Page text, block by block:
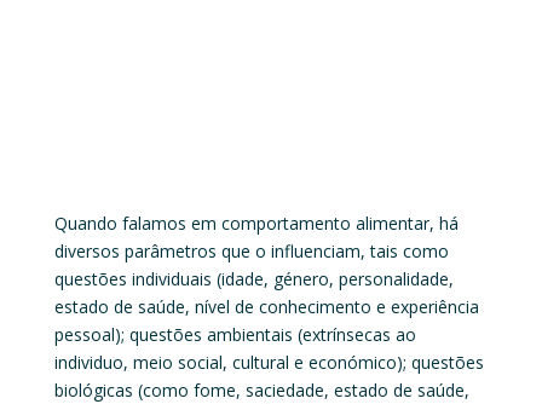
Quando falamos em comportamento alimentar, há
diversos parâmetros que o influenciam, tais como
questões individuais (idade, género, personalidade,
estado de saúde, nível de conhecimento e experiência
pessoal); questões ambientais (extrínsecas ao
individuo, meio social, cultural e económico); questões
biológicas (como fome, saciedade, estado de saúde,